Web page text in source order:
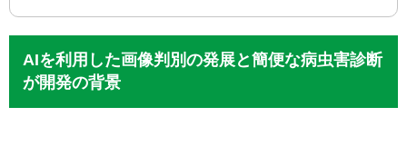
AIを利用した画像判別の発展と簡便な病虫害診断
が開発の背景